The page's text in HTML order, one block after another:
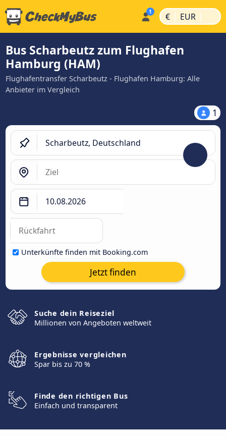
€ | EUR |
Bus Scharbeutz zum Flughafen
Hamburg (HAM)
Flughafentransfer Scharbeutz - Flughafen Hamburg: Alle
Anbieter im Vergleich
1
Unterkünfte finden mit Booking.com
Jetzt finden
Suche dein Reiseziel
Millionen von Angeboten weltweit
Ergebnisse vergleichen
Spar bis zu 70 %
Finde den richtigen Bus
Einfach und transparent